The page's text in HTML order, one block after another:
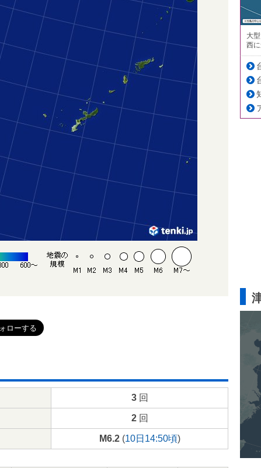
3回
2回
M6.2(10日14:50頃)
大
西